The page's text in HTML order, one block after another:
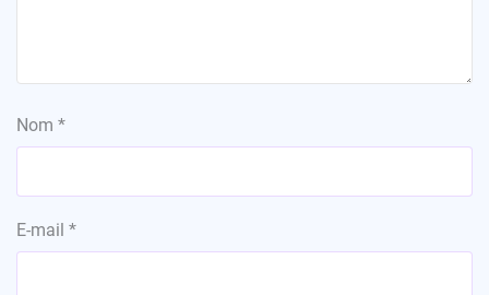
Nom *
E-mail *